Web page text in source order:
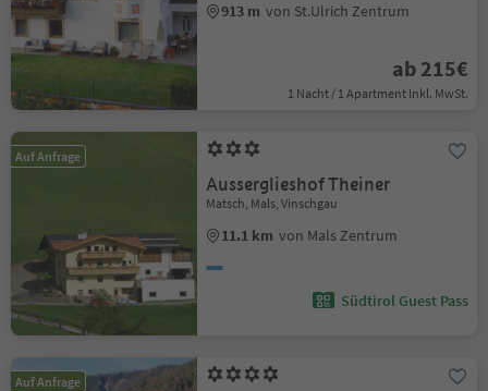
913 m von St.Ulrich Zentrum
ab 215€
1 Nacht / 1 Apartment Inkl. MwSt.
Auf Anfrage
Ausserglieshof Theiner
Matsch, Mals, Vinschgau
11.1 km von Mals Zentrum
Südtirol Guest Pass
Auf Anfrage